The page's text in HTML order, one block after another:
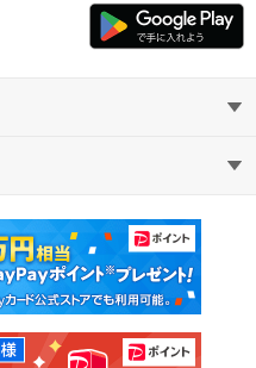
中古マンション
中古一戸建て
土地
教えて！住まいの先生